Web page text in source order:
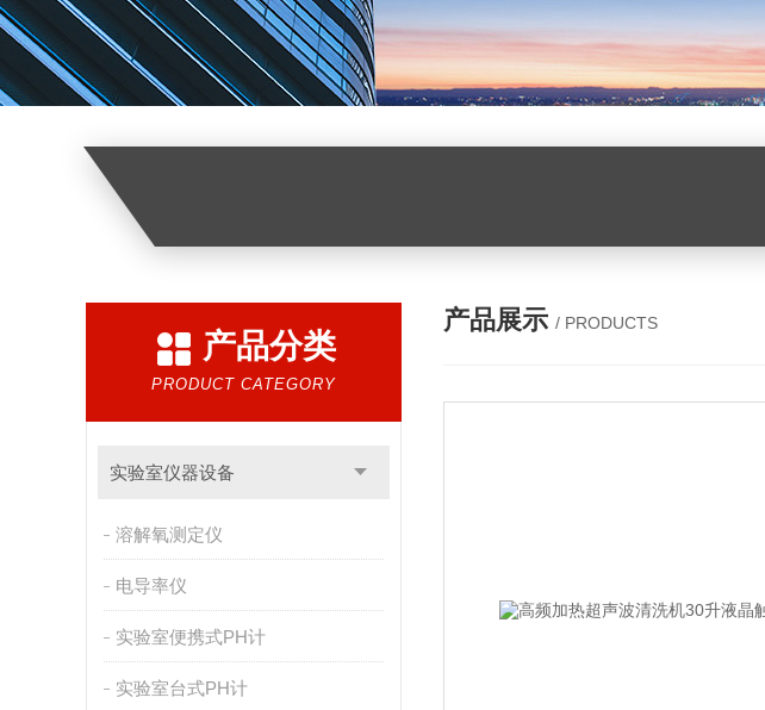
产品分类
PRODUCT CATEGORY
实验室仪器设备
溶解氧测定仪
电导率仪
实验室便携式PH计
实验室台式PH计
产品展示 / PRODUCTS